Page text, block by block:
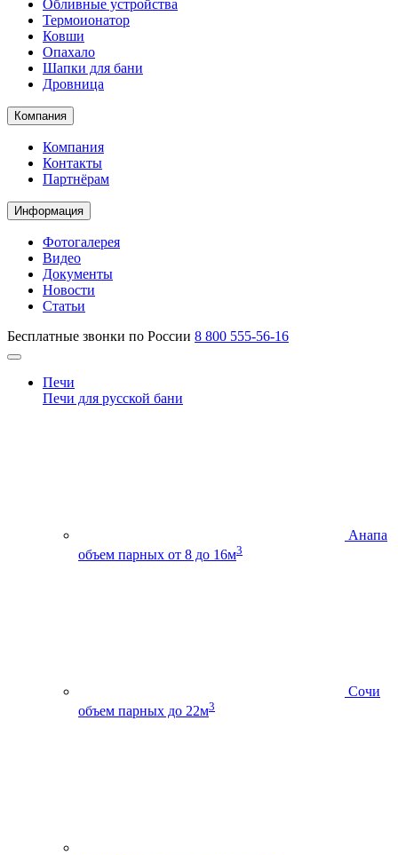
Обливные устройства
Термоионатор
Ковши
Опахало
Шапки для бани
Дровница
Компания
Компания
Контакты
Партнёрам
Информация
Фотогалерея
Видео
Документы
Новости
Статьи
Бесплатные звонки по России 8 800 555-56-16
Печи
Печи для русской бани
Анапа
объем парных от 8 до 16м3
Сочи
объем парных до 22м3